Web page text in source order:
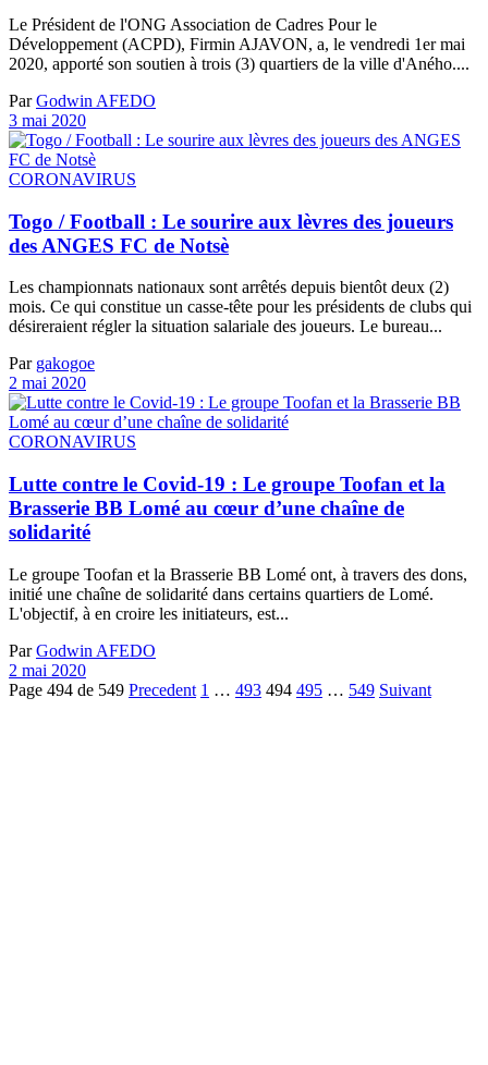
Le Président de l'ONG Association de Cadres Pour le
Développement (ACPD), Firmin AJAVON, a, le vendredi 1er mai
2020, apporté son soutien à trois (3) quartiers de la ville d'Aného....
Par Godwin AFEDO
3 mai 2020
CORONAVIRUS
Togo / Football : Le sourire aux lèvres des joueurs
des ANGES FC de Notsè
Les championnats nationaux sont arrêtés depuis bientôt deux (2)
mois. Ce qui constitue un casse-tête pour les présidents de clubs qui
désireraient régler la situation salariale des joueurs. Le bureau...
Par gakogoe
2 mai 2020
CORONAVIRUS
Lutte contre le Covid-19 : Le groupe Toofan et la
Brasserie BB Lomé au cœur d’une chaîne de
solidarité
Le groupe Toofan et la Brasserie BB Lomé ont, à travers des dons,
initié une chaîne de solidarité dans certains quartiers de Lomé.
L'objectif, à en croire les initiateurs, est...
Par Godwin AFEDO
2 mai 2020
Page 494 de 549 Precedent 1 … 493 494 495 … 549 Suivant